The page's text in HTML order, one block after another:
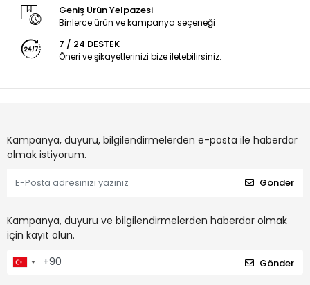
Geniş Ürün Yelpazesi
Binlerce ürün ve kampanya seçeneği
7 / 24 DESTEK
Öneri ve şikayetlerinizi bize iletebilirsiniz.
Kampanya, duyuru, bilgilendirmelerden e-posta ile haberdar
olmak istiyorum.
Gönder
Kampanya, duyuru ve bilgilendirmelerden haberdar olmak
için kayıt olun.
Gönder